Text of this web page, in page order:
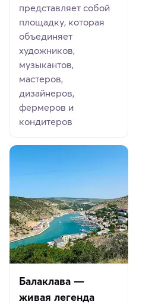
представляет собой
площадку, которая
объединяет
художников,
музыкантов,
мастеров,
дизайнеров,
фермеров и
кондитеров
Балаклава —
живая легенда